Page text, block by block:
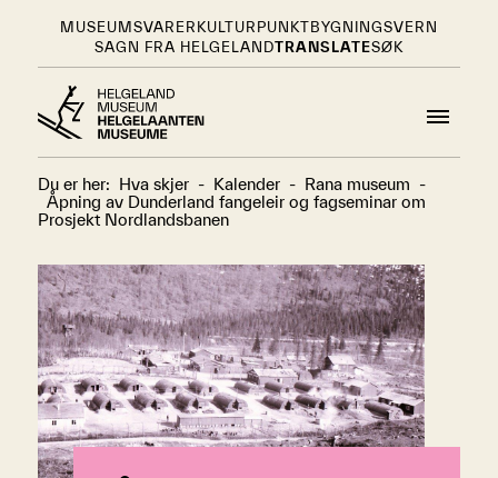
MUSEUMSVARER KULTURPUNKT BYGNINGSVERN
SAGN FRA HELGELANDTRANSLATESØK
Du er her: Hva skjer - Kalender - Rana museum -
Åpning av Dunderland fangeleir og fagseminar om
Prosjekt Nordlandsbanen